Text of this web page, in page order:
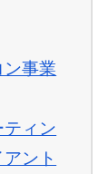
ン事業
ィン
ント